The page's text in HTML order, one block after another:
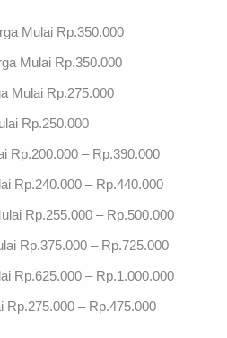
Mulai Rp.350.000
Mulai Rp.350.000
Mulai Rp.275.000
Rp.250.000
Rp.200.000 – Rp.390.000
Rp.240.000 – Rp.440.000
Rp.255.000 – Rp.500.000
Rp.375.000 – Rp.725.000
Rp.625.000 – Rp.1.000.000
Rp.275.000 – Rp.475.000